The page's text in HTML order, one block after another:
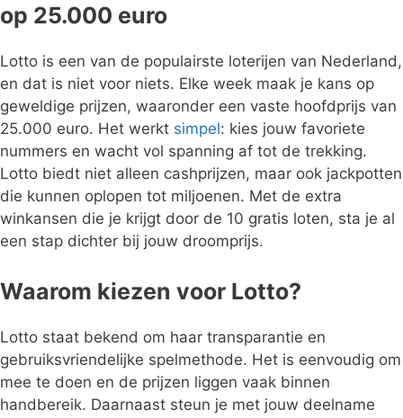
op 25.000 euro
Lotto is een van de populairste loterijen van Nederland,
en dat is niet voor niets. Elke week maak je kans op
geweldige prijzen, waaronder een vaste hoofdprijs van
25.000 euro. Het werkt simpel: kies jouw favoriete
nummers en wacht vol spanning af tot de trekking.
Lotto biedt niet alleen cashprijzen, maar ook jackpotten
die kunnen oplopen tot miljoenen. Met de extra
winkansen die je krijgt door de 10 gratis loten, sta je al
een stap dichter bij jouw droomprijs.
Waarom kiezen voor Lotto?
Lotto staat bekend om haar transparantie en
gebruiksvriendelijke spelmethode. Het is eenvoudig om
mee te doen en de prijzen liggen vaak binnen
handbereik. Daarnaast steun je met jouw deelname